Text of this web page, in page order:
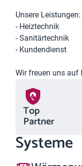
Unsere Leistungen:
- Heiztechnik
- Sanitärtechnik
- Kundendienst
Wir freuen uns auf
Top
Partner
Systeme